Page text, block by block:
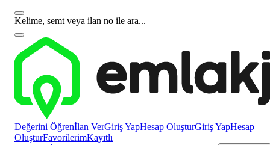
Kelime, semt veya ilan no ile ara...
Değerini Öğrenİlan VerGiriş YapHesap OluşturGiriş YapHesap
OluşturFavorilerimKayıtlı